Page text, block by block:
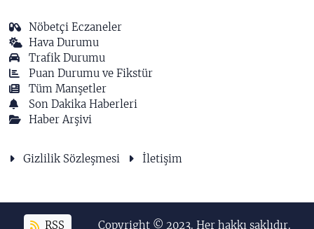
Nöbetçi Eczaneler
Hava Durumu
Trafik Durumu
Puan Durumu ve Fikstür
Tüm Manşetler
Son Dakika Haberleri
Haber Arşivi
Gizlilik Sözleşmesi İletişim
RSS Copyright © 2023. Her hakkı saklıdır.